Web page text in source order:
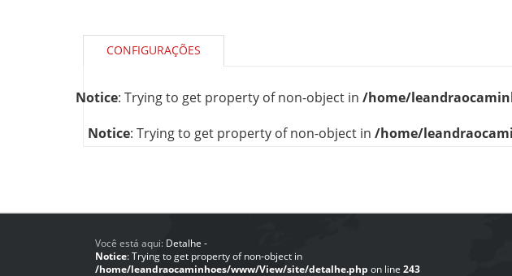
CONFIGURAÇÕES
Notice: Trying to get property of non-object in /home/
Notice: Trying to get property of non-object in /home/
Você está aqui: Detalhe -
Notice: Trying to get property of non-object in
/home/leandraocaminhoes/www/View/site/detalhe.php on line 243